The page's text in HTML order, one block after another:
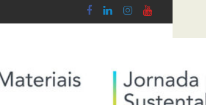
5-A/2026, de 28 de Janeiro
Diploma de transposição da Diretiva